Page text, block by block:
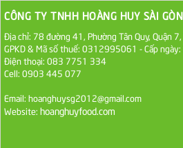
Sa Tế Tôm
Ớt Sa Tế
CÔNG TY TNHH HOÀNG HUY SÀI
Địa chỉ: 78 đường 41, Phường Tân Quy, Quận 7,
GPKD & Mã số thuế: 0312995061 - Cấp
Điện thoại: 083 7751 334
Cell: 0903 445 077
Email: hoanghuysg2012@gmail.com
Website: hoanghuyfood.com